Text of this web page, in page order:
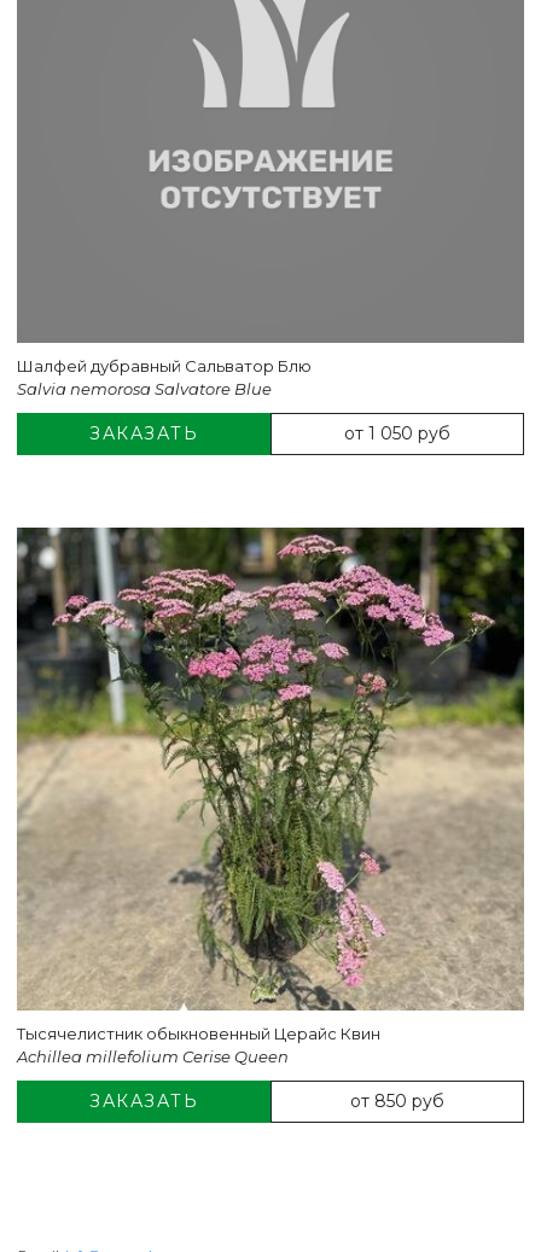
Шалфей дубравный Сальватор Блю
Salvia nemorosa Salvatore Blue
ЗАКАЗАТЬ от 1 050 руб
Тысячелистник обыкновенный Церайс Квин
Achillea millefolium Cerise Queen
ЗАКАЗАТЬ от 850 руб